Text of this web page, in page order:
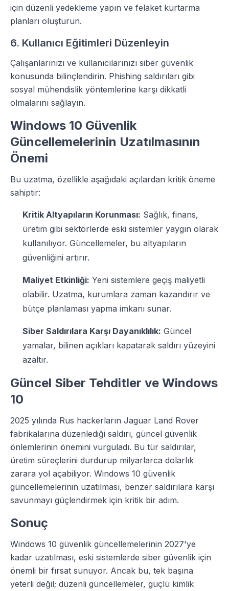
için düzenli yedekleme yapın ve felaket kurtarma
planları oluşturun.
6. Kullanıcı Eğitimleri Düzenleyin
Çalışanlarınızı ve kullanıcılarınızı siber güvenlik
konusunda bilinçlendirin. Phishing saldırıları gibi
sosyal mühendislik yöntemlerine karşı dikkatli
olmalarını sağlayın.
Windows 10 Güvenlik
Güncellemelerinin Uzatılmasının
Önemi
Bu uzatma, özellikle aşağıdaki açılardan kritik öneme
sahiptir:
Kritik Altyapıların Korunması: Sağlık, finans,
üretim gibi sektörlerde eski sistemler yaygın olarak
kullanılıyor. Güncellemeler, bu altyapıların
güvenliğini artırır.
Maliyet Etkinliği: Yeni sistemlere geçiş maliyetli
olabilir. Uzatma, kurumlara zaman kazandırır ve
bütçe planlaması yapma imkanı sunar.
Siber Saldırılara Karşı Dayanıklılık: Güncel
yamalar, bilinen açıkları kapatarak saldırı yüzeyini
azaltır.
Güncel Siber Tehditler ve Windows
10
2025 yılında Rus hackerların Jaguar Land Rover
fabrikalarına düzenlediği saldırı, güncel güvenlik
önlemlerinin önemini vurguladı. Bu tür saldırılar,
üretim süreçlerini durdurup milyarlarca dolarlık
zarara yol açabiliyor. Windows 10 güvenlik
güncellemelerinin uzatılması, benzer saldırılara karşı
savunmayı güçlendirmek için kritik bir adım.
Sonuç
Windows 10 güvenlik güncellemelerinin 2027'ye
kadar uzatılması, eski sistemlerde siber güvenlik için
önemli bir fırsat sunuyor. Ancak bu, tek başına
yeterli değil; düzenli güncellemeler, güçlü kimlik